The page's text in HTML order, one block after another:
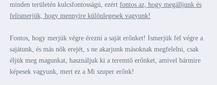
minden területén kulcsfontosságú, ezért fontos az, hogy megálljunk és
felismerjük, hogy mennyire különlegesek vagyunk!
Fontos, hogy merjük végre érezni a saját erőnket! Ismerjük fel végre a
sajátunk, és más nők erejét, s ne akarjunk másoknak megfelelni, csak
éljük meg magunkat, használjuk ki a teremtő erőnket, amivel bármire
képesek vagyunk, mert ez a Mi szuper erőnk!